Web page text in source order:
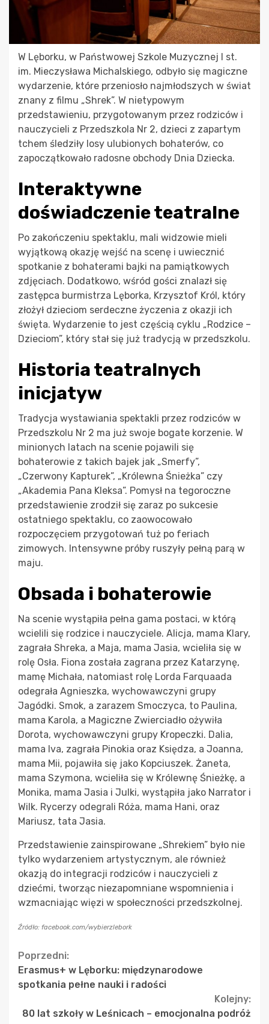
W Lęborku, w Państwowej Szkole Muzycznej I st.
im. Mieczysława Michalskiego, odbyło się magiczne
wydarzenie, które przeniosło najmłodszych w świat
znany z filmu „Shrek”. W nietypowym
przedstawieniu, przygotowanym przez rodziców i
nauczycieli z Przedszkola Nr 2, dzieci z zapartym
tchem śledziły losy ulubionych bohaterów, co
zapoczątkowało radosne obchody Dnia Dziecka.
Interaktywne
doświadczenie teatralne
Po zakończeniu spektaklu, mali widzowie mieli
wyjątkową okazję wejść na scenę i uwiecznić
spotkanie z bohaterami bajki na pamiątkowych
zdjęciach. Dodatkowo, wśród gości znalazł się
zastępca burmistrza Lęborka, Krzysztof Król, który
złożył dzieciom serdeczne życzenia z okazji ich
święta. Wydarzenie to jest częścią cyklu „Rodzice –
Dzieciom”, który stał się już tradycją w przedszkolu.
Historia teatralnych
inicjatyw
Tradycja wystawiania spektakli przez rodziców w
Przedszkolu Nr 2 ma już swoje bogate korzenie. W
minionych latach na scenie pojawili się
bohaterowie z takich bajek jak „Smerfy”,
„Czerwony Kapturek”, „Królewna Śnieżka” czy
„Akademia Pana Kleksa”. Pomysł na tegoroczne
przedstawienie zrodził się zaraz po sukcesie
ostatniego spektaklu, co zaowocowało
rozpoczęciem przygotowań tuż po feriach
zimowych. Intensywne próby ruszyły pełną parą w
maju.
Obsada i bohaterowie
Na scenie wystąpiła pełna gama postaci, w którą
wcielili się rodzice i nauczyciele. Alicja, mama Klary,
zagrała Shreka, a Maja, mama Jasia, wcieliła się w
rolę Osła. Fiona została zagrana przez Katarzynę,
mamę Michała, natomiast rolę Lorda Farquaada
odegrała Agnieszka, wychowawczyni grupy
Jagódki. Smok, a zarazem Smoczyca, to Paulina,
mama Karola, a Magiczne Zwierciadło ożywiła
Dorota, wychowawczyni grupy Kropeczki. Dalia,
mama Iva, zagrała Pinokia oraz Księdza, a Joanna,
mama Mii, pojawiła się jako Kopciuszek. Żaneta,
mama Szymona, wcieliła się w Królewnę Śnieżkę, a
Monika, mama Jasia i Julki, wystąpiła jako Narrator i
Wilk. Rycerzy odegrali Róża, mama Hani, oraz
Mariusz, tata Jasia.
Przedstawienie zainspirowane „Shrekiem” było nie
tylko wydarzeniem artystycznym, ale również
okazją do integracji rodziców i nauczycieli z
dziećmi, tworząc niezapomniane wspomnienia i
wzmacniając więzi w społeczności przedszkolnej.
Źródło: facebook.com/wybierzlebork
Continue
Reading
Poprzedni:
Erasmus+ w Lęborku: międzynarodowe
spotkania pełne nauki i radości
Kolejny:
80 lat szkoły w Leśnicach – emocjonalna podróż